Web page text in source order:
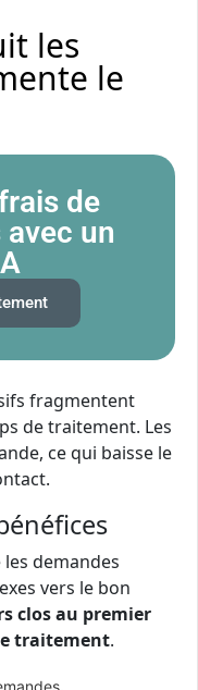
les
le
de
avec un
fragmentent
de traitement. Les
ce qui baisse le
demandes
vers le bon
clos au premier
traitement.